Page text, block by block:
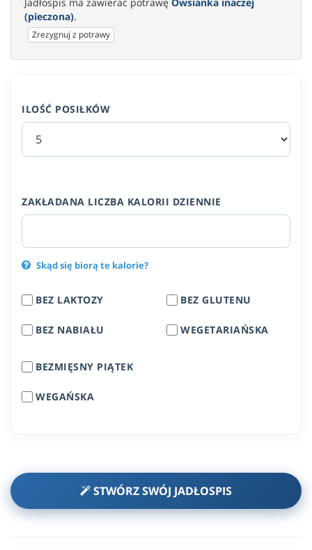
(pieczona).
Zrezygnuj z potrawy
ILOŚĆ POSIŁKÓW
ZAKŁADANA LICZBA KALORII DZIENNIE
Skąd się biorą te kalorie?
BEZ LAKTOZY
BEZ NABIAŁU
BEZ GLUTENU
WEGETARIAŃSKA
BEZMIĘSNY PIĄTEK
WEGAŃSKA
STWÓRZ SWÓJ JADŁOSPIS